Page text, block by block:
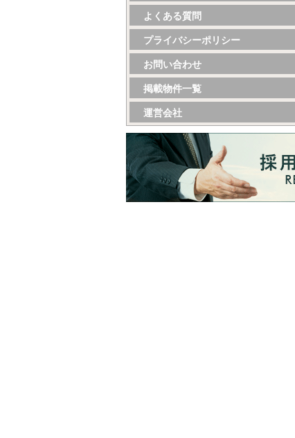
よくある質問
プライバシーポリシー
お問い合わせ
掲載物件一覧
運営会社